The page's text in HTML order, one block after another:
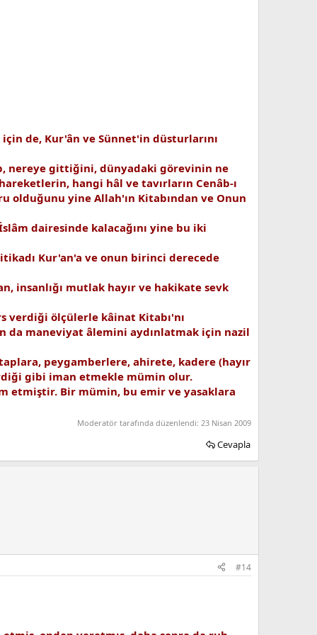
de, Kur'ân ve Sünnet'in düsturlarını
nereye gittiğini, dünyadaki görevinin ne
hangi hâl ve tavırların Cenâb-ı
olduğunu yine Allah'ın Kitabından ve Onun
dairesinde kalacağını yine bu iki
Kur'an'a ve onun birinci derecede
insanlığı mutlak hayır ve hakikate sevk
verdiği ölçülerle kâinat Kitabı'nı
da maneviyat âlemini aydınlatmak için nazil
peygamberlere, ahirete, kadere (hayır
gibi iman etmekle mümin olur.
etmiştir. Bir mümin, bu emir ve yasaklara
Moderatör tarafında düzenlendi: 23 Nisan 2009
Cevapla
#14